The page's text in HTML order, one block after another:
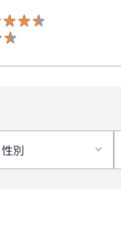
性別